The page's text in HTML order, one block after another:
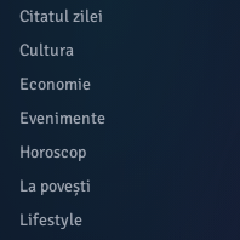
Citatul zilei
Cultura
Economie
Evenimente
Horoscop
La povești
Lifestyle